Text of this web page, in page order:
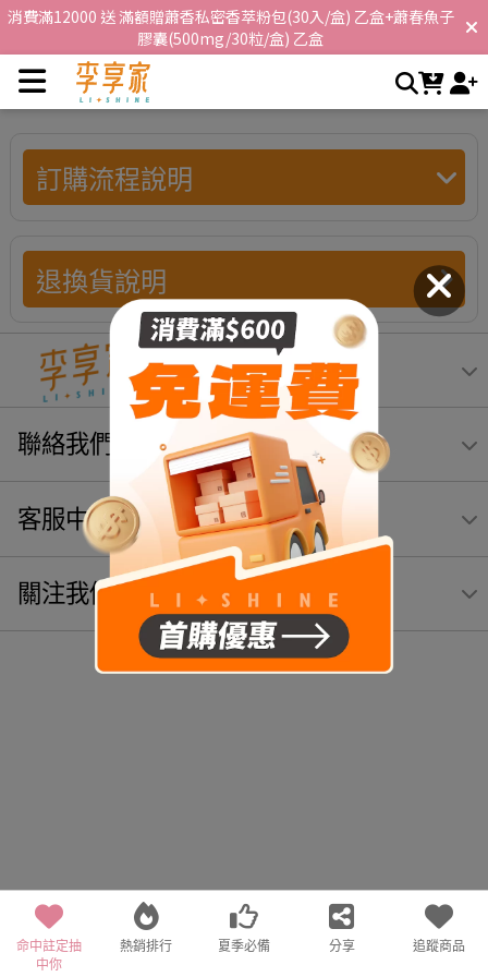
訂購流程說明 | 李享家，閃耀你的生活
消費滿12000 送 滿額贈蕭香私密香萃粉包(30入/盒) 乙盒+蕭春魚子
膠囊(500mg/30粒/盒) 乙盒
首購消費滿600享免運，消費滿3000再享折扣$100 !
訂購流程說明
退換貨說明
聯絡我們
客服中心
關注我們
命中註定抽
中你
熱銷排行 夏季必備 分享 追蹤商品